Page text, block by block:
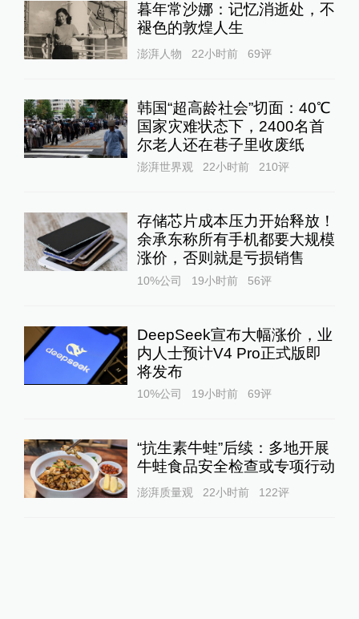
暮年常沙娜：记忆消逝处，不
褪色的敦煌人生
澎湃人物 22小时前 69评
韩国“超高龄社会”切面：40℃
国家灾难状态下，2400名首
尔老人还在巷子里收废纸
澎湃世界观 22小时前 210评
存储芯片成本压力开始释放！
余承东称所有手机都要大规模
涨价，否则就是亏损销售
10%公司 19小时前 56评
DeepSeek宣布大幅涨价，业
内人士预计V4 Pro正式版即
将发布
10%公司 19小时前 69评
“抗生素牛蛙”后续：多地开展
牛蛙食品安全检查或专项行动
澎湃质量观 22小时前 122评